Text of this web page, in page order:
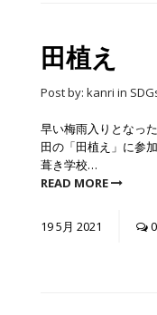
田植え
Post by: kanri in
早い梅雨入りとなっ
田の「田植え」に参
葺き学校…
READ MORE
195月 2021 0